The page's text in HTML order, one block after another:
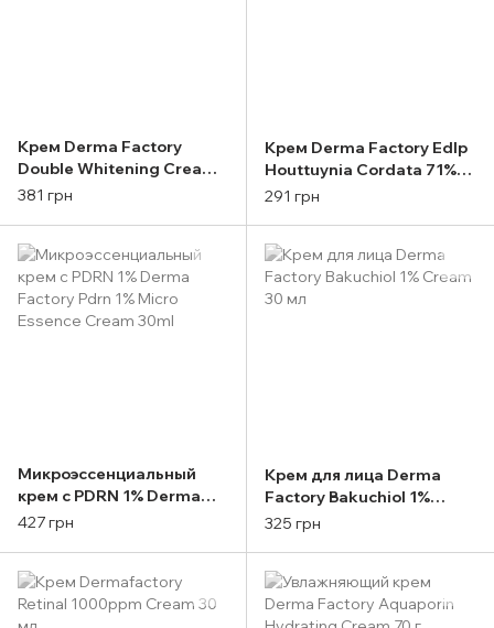
Крем Derma Factory
Double Whitening Cream
40ml
381 грн
Крем Derma Factory Edlp
Houttuynia Cordata 71%
Cream 120g
291 грн
Микроэссенциальный
крем с PDRN 1% Derma
Factory Pdrn 1% Micro
427 грн
Крем для лица Derma
Factory Bakuchiol 1%
Cream 30 мл
325 грн